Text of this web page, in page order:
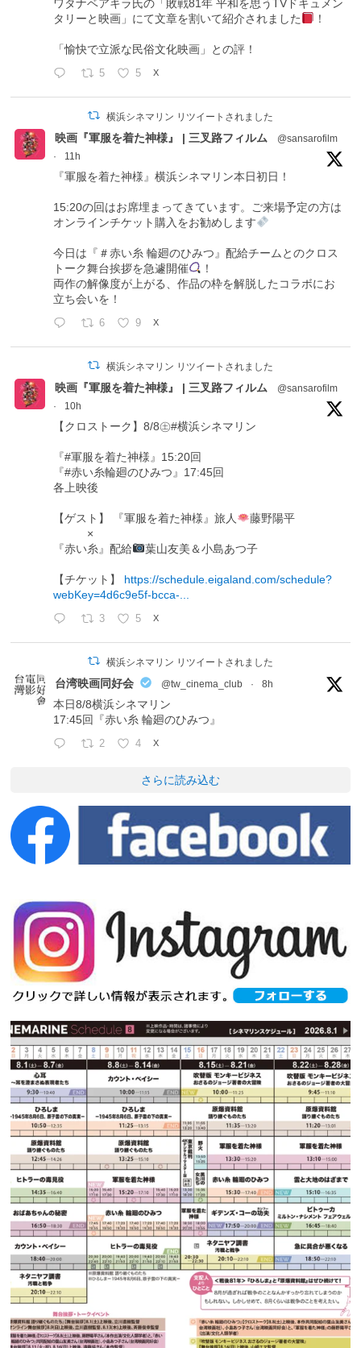
ワタナベアキラ氏の「敗戦81年 平和を思うTVドキュメン
タリーと映画」にて文章を割いて紹介されました
！
「愉快で立派な民俗文化映画」との評！
5 5 X
横浜シネマリン リツイートされました
映画『軍服を着た神様』 | 三叉路フィルム
@sansarofilm
·
11h
『軍服を着た神様』横浜シネマリン本日初日！
15:20の回はお席埋まってきています。ご来場予定の方は
オンラインチケット購入をお勧めします
今日は『＃赤い糸 輪廻のひみつ』配給チームとのクロス
トーク舞台挨拶を急遽開催
！
両作の解像度が上がる、作品の枠を解脱したコラボにお
立ち会いを！
6 9 X
横浜シネマリン リツイートされました
映画『軍服を着た神様』 | 三叉路フィルム
@sansarofilm
·
10h
【クロストーク】8/8㊏#横浜シネマリン
『#軍服を着た神様』15:20回
『#赤い糸輪廻のひみつ』17:45回
各上映後
【ゲスト】 『軍服を着た神様』旅人
藤野陽平
×
『赤い糸』配給
葉山友美＆小島あつ子
【チケット】 https://schedule.eigaland.com/schedule?
webKey=4d6c9e5f-bcca-...
3 5 X
横浜シネマリン リツイートされました
台湾映画同好会 @tw_cinema_club · 8h
本日8/8横浜シネマリン
17:45回『赤い糸 輪廻のひみつ』
2 4 X
さらに読み込む